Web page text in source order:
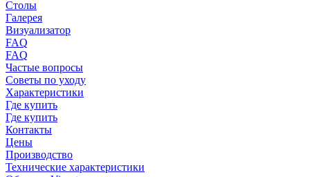
Столы
Галерея
Визуализатор
FAQ
FAQ
Частые вопросы
Советы по уходу
Характеристики
Где купить
Где купить
Контакты
Цены
Производство
Технические характеристики